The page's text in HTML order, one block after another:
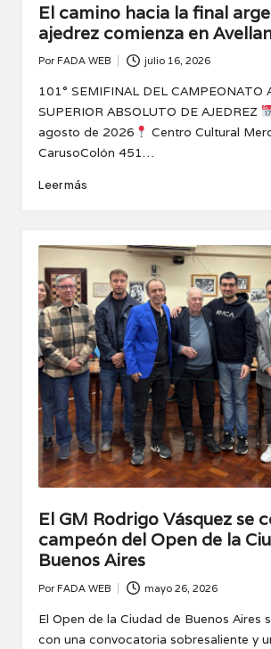
El camino hacia la final
ajedrez comienza en
por
Por FADA WEB julio 16, 2026
101° SEMIFINAL DEL CAMPEONATO
SUPERIOR ABSOLUTO DE AJEDREZ
agosto de 2026
Centro Cultural
CarusoColón 451…
Leer más
El GM Rodrigo Vásquez se
campeón del Open de la
Buenos Aires
Publicado
por
Por FADA WEB mayo 26, 2026
El Open de la Ciudad de Buenos Aires
con una convocatoria sobresaliente y